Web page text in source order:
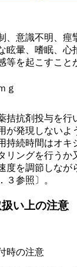
ｇ
、意識不明、痙
眩暈、嗜眠、心
等を起こすこと
拮抗剤投与を行
が発現しないよ
持続時間はオキ
リングを行うか
度を調節しなが
３参照〕。
い上の注意
時の注意